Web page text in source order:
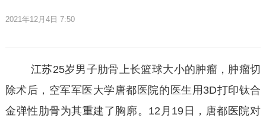
2021年12月4日 7:50
江苏25岁男子肋骨上长篮球大小的肿瘤，肿瘤切
除术后，空军军医大学唐都医院的医生用3D打印钛合
金弹性肋骨为其重建了胸廓。12月19日，唐都医院对